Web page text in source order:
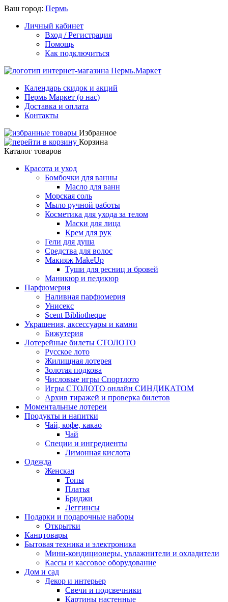
Ваш город: Пермь
Личный кабинет
Вход / Регистрация
Помощь
Как подключиться
Календарь скидок и акций
Пермь Маркет (о нас)
Доставка и оплата
Контакты
Избранное
Корзина
Каталог товаров
Красота и уход
Бомбочки для ванны
Масло для ванн
Морская соль
Мыло ручной работы
Косметика для ухода за телом
Маски для лица
Крем для рук
Гели для душа
Средства для волос
Макияж MakeUp
Туши для ресниц и бровей
Маникюр и педикюр
Парфюмерия
Наливная парфюмерия
Унисекс
Scent Bibliotheque
Украшения, аксессуары и камни
Бижутерия
Лотерейные билеты СТОЛОТО
Русское лото
Жилищная лотерея
Золотая подкова
Числовые игры Спортлото
Игры СТОЛОТО онлайн СИНДИКАТОМ
Архив тиражей и проверка билетов
Моментальные лотереи
Продукты и напитки
Чай, кофе, какао
Чай
Специи и ингредиенты
Лимонная кислота
Одежда
Женская
Топы
Платья
Бриджи
Леггинсы
Подарки и подарочные наборы
Открытки
Канцтовары
Бытовая техника и электроника
Мини-кондиционеры, увлажнители и охладители
Кассы и кассовое оборудование
Дом и сад
Декор и интерьер
Свечи и подсвечники
Картины настенные